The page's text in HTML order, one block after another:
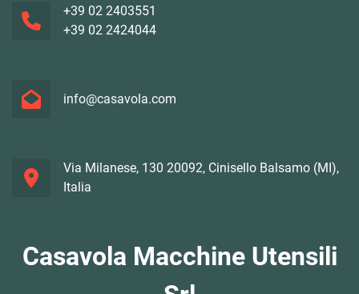
+39 02 2403551
+39 02 2424044
info@casavola.com
Via Milanese, 130 20092, Cinisello Balsamo (MI),
Italia
Casavola Macchine Utensili